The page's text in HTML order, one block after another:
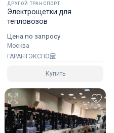
ДРУГОЙ ТРАНСПОРТ
Электрощетки для
тепловозов
Цена по запросу
Москва
ГАРАНТЭКСПО
Купить